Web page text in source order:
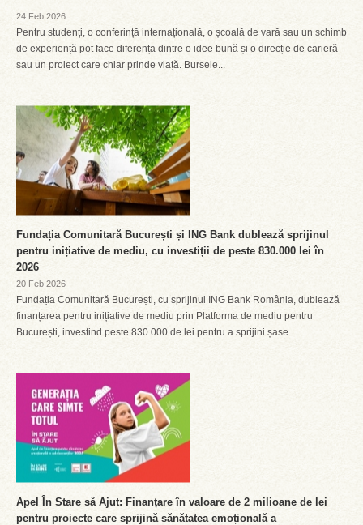
24 Feb 2026
Pentru studenți, o conferință internațională, o școală de vară sau un schimb
de experiență pot face diferența dintre o idee bună și o direcție de carieră
sau un proiect care chiar prinde viață. Bursele...
Fundația Comunitară București și ING Bank dublează sprijinul
pentru inițiative de mediu, cu investiții de peste 830.000 lei în
2026
20 Feb 2026
Fundația Comunitară București, cu sprijinul ING Bank România, dublează
finanțarea pentru inițiative de mediu prin Platforma de mediu pentru
București, investind peste 830.000 de lei pentru a sprijini șase...
Apel În Stare să Ajut: Finanțare în valoare de 2 milioane de lei
pentru proiecte care sprijină sănătatea emoțională a